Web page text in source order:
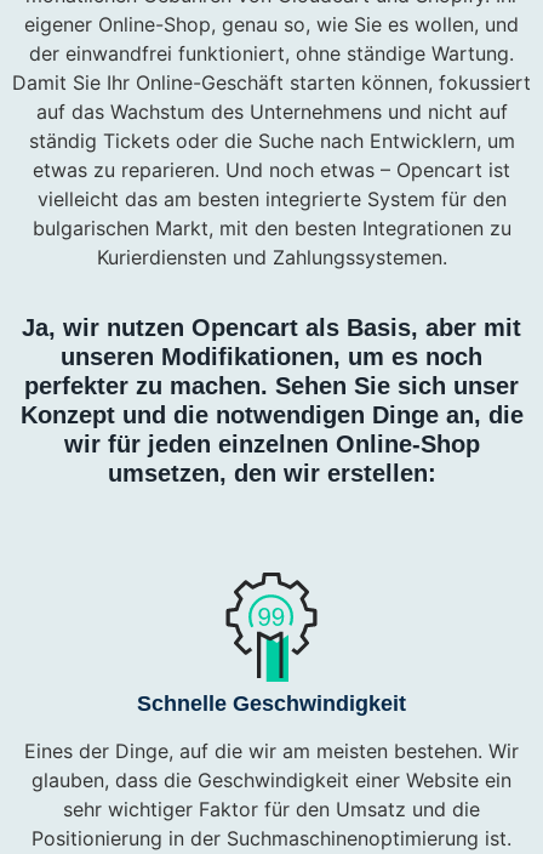
eigener Online-Shop, genau so, wie Sie es wollen, und
der einwandfrei funktioniert, ohne ständige Wartung.
Damit Sie Ihr Online-Geschäft starten können, fokussiert
auf das Wachstum des Unternehmens und nicht auf
ständig Tickets oder die Suche nach Entwicklern, um
etwas zu reparieren. Und noch etwas – Opencart ist
vielleicht das am besten integrierte System für den
bulgarischen Markt, mit den besten Integrationen zu
Kurierdiensten und Zahlungssystemen.
Ja, wir nutzen Opencart als Basis, aber mit
unseren Modifikationen, um es noch
perfekter zu machen. Sehen Sie sich unser
Konzept und die notwendigen Dinge an, die
wir für jeden einzelnen Online-Shop
umsetzen, den wir erstellen:
Schnelle Geschwindigkeit
Eines der Dinge, auf die wir am meisten bestehen. Wir
glauben, dass die Geschwindigkeit einer Website ein
sehr wichtiger Faktor für den Umsatz und die
Positionierung in der Suchmaschinenoptimierung ist.